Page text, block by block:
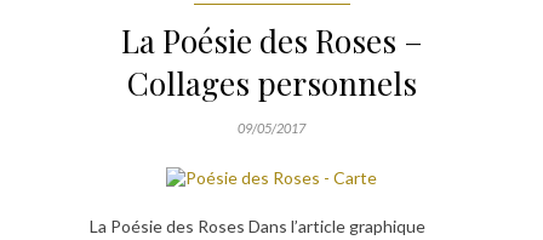
La Poésie des Roses –
Collages personnels
09/05/2017
La Poésie des Roses Dans l’article graphique